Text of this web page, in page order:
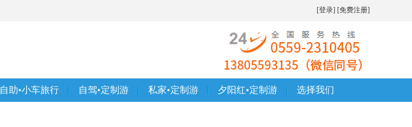
[登录] [免费注册]
自助•小车旅行 自驾•定制游 私家•定制游 夕阳红•定制游 选择我们